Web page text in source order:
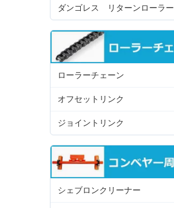
ダンゴレス リターンローラー
ローラーチェーン
オフセットリンク
ジョイントリンク
シェブロンクリーナー